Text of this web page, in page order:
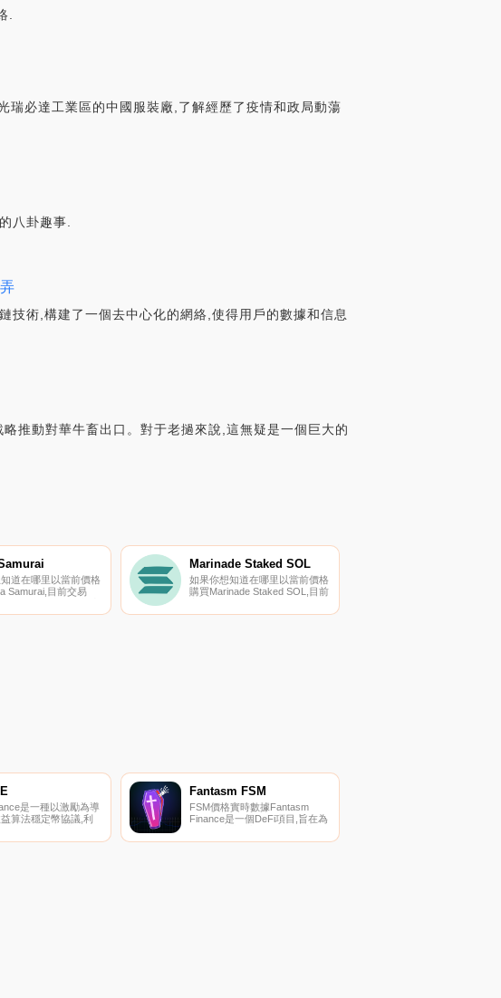
.
瑞必達工業區的中國服裝廠,了解經歷了疫情和政局動蕩
八卦趣事.
術,構建了一個去中心化的網絡,使得用戶的數據和信息
推動對華牛畜出口。對于老撾來說,這無疑是一個巨大的
道在哪里以當前價格
Samurai,目前交易
是BKEX。您可以在
Marinade Staked SOL
如果你想知道在哪里以當前價格
購買Marinade Staked SOL,目前
票的頂級加密貨幣交易所是
是一種以激勵為導
算法穩定幣協議,利
掛鉤.
Fantasm FSM
FSM價格實時數據Fantasm
Finance是一個DeFi項目,旨在為
成代幣。想象一下,在沒有實際